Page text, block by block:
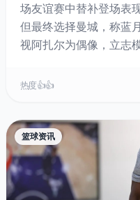
场友谊赛中替补登场表
但最终选择曼城，称蓝
视阿扎尔为偶像，立志
热度 👍👍
篮球资讯